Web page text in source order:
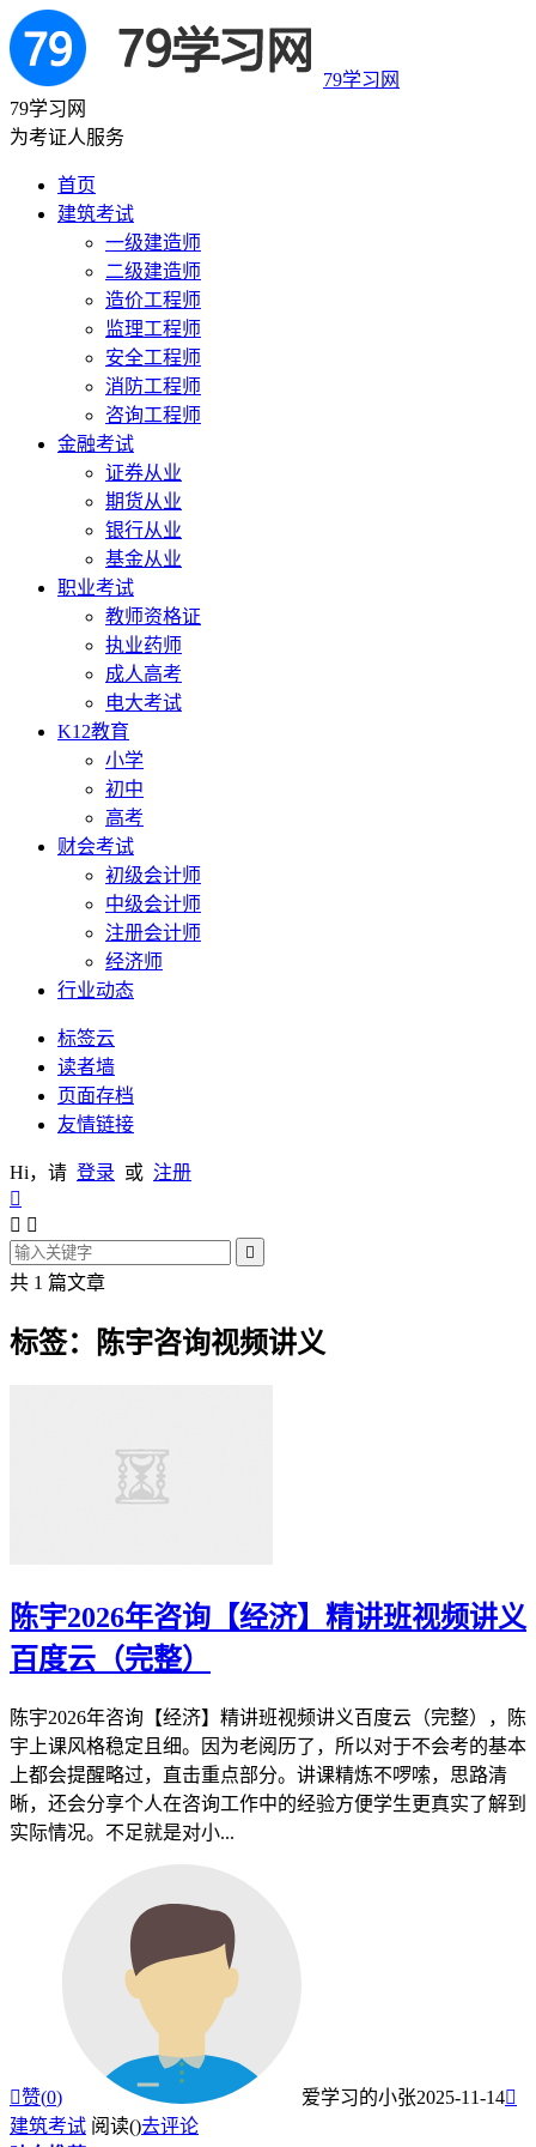
79学习网
79学习网
为考证人服务
首页
建筑考试
一级建造师
二级建造师
造价工程师
监理工程师
安全工程师
消防工程师
咨询工程师
金融考试
证券从业
期货从业
银行从业
基金从业
职业考试
教师资格证
执业药师
成人高考
电大考试
K12教育
小学
初中
高考
财会考试
初级会计师
中级会计师
注册会计师
经济师
行业动态
标签云
读者墙
页面存档
友情链接
Hi，请 登录 或 注册

 

共 1 篇文章
标签：陈宇咨询视频讲义
陈宇2026年咨询【经济】精讲班视频讲义
百度云（完整）
陈宇2026年咨询【经济】精讲班视频讲义百度云（完整），陈
宇上课风格稳定且细。因为老阅历了，所以对于不会考的基本
上都会提醒略过，直击重点部分。讲课精炼不啰嗦，思路清
晰，还会分享个人在咨询工作中的经验方便学生更真实了解到
实际情况。不足就是对小...
赞(0) 爱学习的小张2025-11-14
建筑考试 阅读()去评论